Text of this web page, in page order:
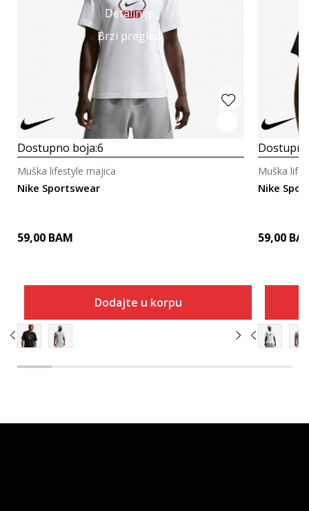
Detaljnije
Brzi pregled
Dostupno boja:6
Nike Sportswear
Muška lifestyle majica
59,00 BAM
Dodajte u korpu
Nike
Muška
59,00